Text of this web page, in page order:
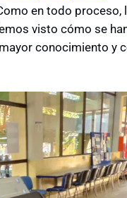
en todo proceso,
visto cómo se
conocimiento y